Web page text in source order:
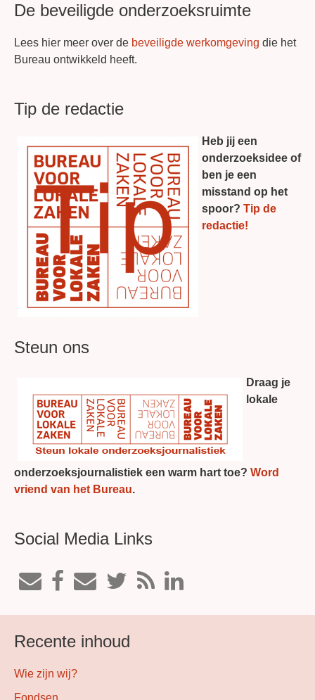
De beveiligde onderzoeksruimte
Lees hier meer over de beveiligde werkomgeving die het
Bureau ontwikkeld heeft.
Tip de redactie
Heb jij een
onderzoeksidee of
ben je een
misstand op het
spoor? Tip de
redactie!
Steun ons
Draag je
lokale
onderzoeksjournalistiek een warm hart toe? Word
vriend van het Bureau.
Social Media Links
Recente inhoud
Wie zijn wij?